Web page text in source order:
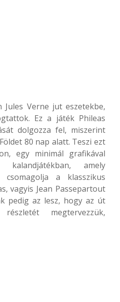
Jules Verne jut eszetekbe,
Ez a játék Phileas
dolgozza fel, miszerint
80 nap alatt. Teszi ezt
egy minimál grafikával
kalandjátékban, amely
csomagolja a klasszikus
vagyis Jean Passepartout
pedig az lesz, hogy az út
megtervezzük,